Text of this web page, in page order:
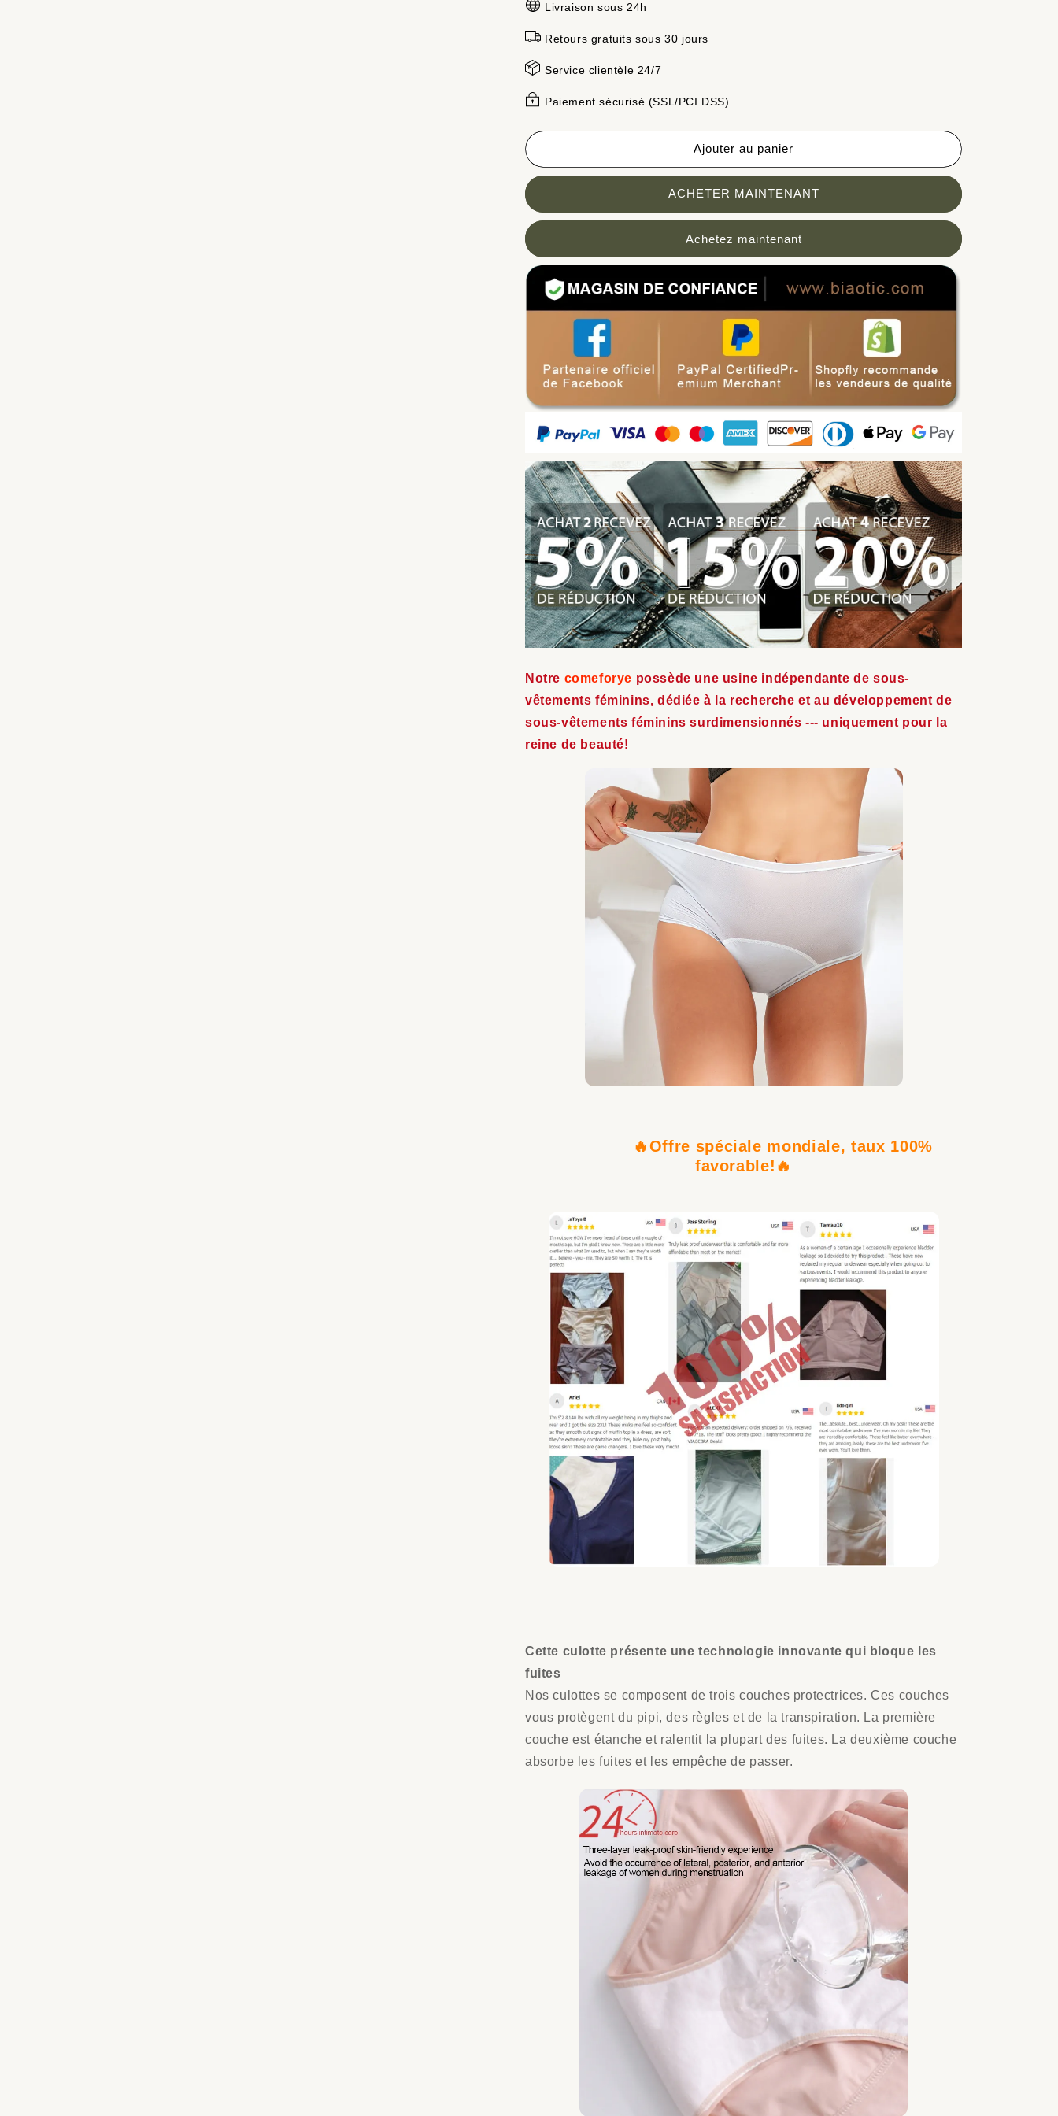
de
en
glacée
taille
anti-
taille
5XL
de
en
glacée
taille
haute
anti-
taille
5XL
Livraison sous 24h
Retours gratuits sous 30 jours
Service clientèle 24/7
Paiement sécurisé (SSL/PCI DSS)
Ajouter au panier
ACHETER MAINTENANT
Notre comeforye possède une usine indépendante de sous-
vêtements féminins, dédiée à la recherche et au développement de
sous-vêtements féminins surdimensionnés --- uniquement pour la
reine de beauté!
🔥Offre spéciale mondiale, taux 100%
favorable! 🔥
Cette culotte présente une technologie innovante qui bloque les
fuites
Nos culottes se composent de trois couches protectrices. Ces couches
vous protègent du pipi, des règles et de la transpiration. La première
couche est étanche et ralentit la plupart des fuites. La deuxième couche
absorbe les fuites et les empêche de passer.